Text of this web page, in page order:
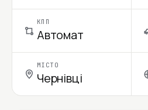
КПП
Автомат
МІСТО
Чернівці